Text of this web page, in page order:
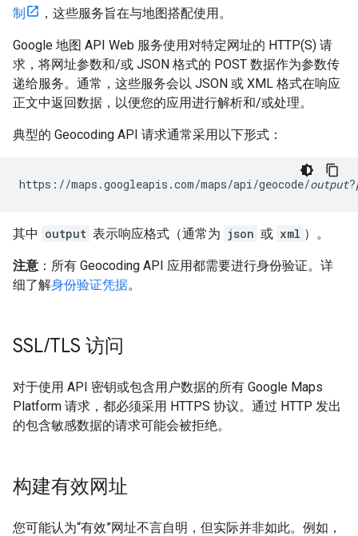
制
，这些服务旨在与地图搭配使用。
Google 地图 API Web 服务使用对特定网址的 HTTP(S) 请
求，将网址参数和/或 JSON 格式的 POST 数据作为参数传
递给服务。通常，这些服务会以 JSON 或 XML 格式在响应
正文中返回数据，以便您的应用进行解析和/或处理。
典型的 Geocoding API 请求通常采用以下形式：
https://maps.googleapis.com/maps/api/geocode/output?
其中 output 表示响应格式（通常为 json 或 xml ）。
注意 ：所有 Geocoding API 应用都需要进行身份验证。详
细了解身份验证凭据。
SSL/TLS 访问
对于使用 API 密钥或包含用户数据的所有 Google Maps
Platform 请求，都必须采用 HTTPS 协议。通过 HTTP 发出
的包含敏感数据的请求可能会被拒绝。
构建有效网址
您可能认为“有效”网址不言自明，但实际并非如此。例如，